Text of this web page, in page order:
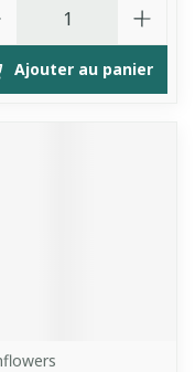
Ajouter au panier